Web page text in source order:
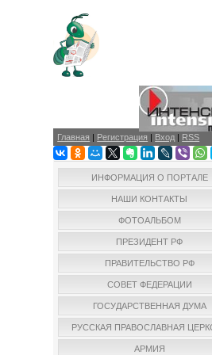
Главная | Регистрация | Вход | RSS
ИНФОРМАЦИЯ О ПОРТАЛЕ
НАШИ КОНТАКТЫ
ФОТОАЛЬБОМ
ПРЕЗИДЕНТ РФ
ПРАВИТЕЛЬСТВО РФ
СОВЕТ ФЕДЕРАЦИИ
ГОСУДАРСТВЕННАЯ ДУМА
РУССКАЯ ПРАВОСЛАВНАЯ
АРМИЯ